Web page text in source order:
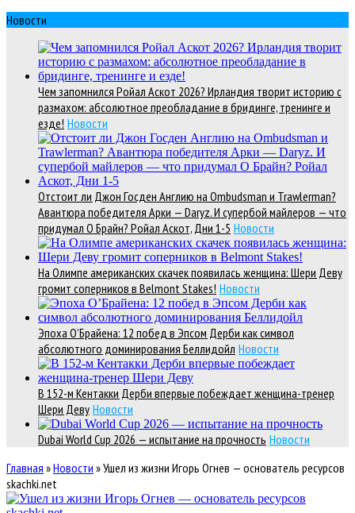
Новости
Чем запомнился Ройал Аскот 2026? Ирландия творит историю с
размахом: абсолютное преобладание в бридинге, тренинге и
езде! Новости
Отстоит ли Джон Госден Англию на Ombudsman и Trawlerman?
Авантюра победителя Арки — Daryz. И супербой майлеров — что
придумал О Брайн? Ройал Аскот, Дни 1-5 Новости
На Олимпе американских скачек появилась женщина: Шери Деву
громит соперников в Belmont Stakes! Новости
Эпоха О’Брайена: 12 побед в Эпсом Дерби как символ
абсолютного доминирования Беллидойл Новости
В 152-м Кентакки Дерби впервые побеждает женщина-тренер
Шери Деву Новости
Dubai World Cup 2026 — испытание на прочность Новости
Главная »Новости »Ушел из жизни Игорь Огнев — основатель ресурсов
skachki.net